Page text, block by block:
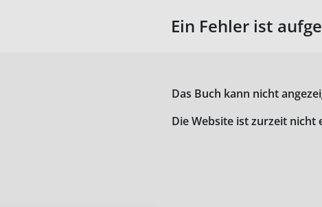
Ein Fehler ist
Das Buch kann nicht
Die Website ist zurzeit nicht